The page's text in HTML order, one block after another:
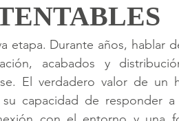
etapa. Durante años, hablar
acabados y
El verdadero valor de un
capacidad de responder a